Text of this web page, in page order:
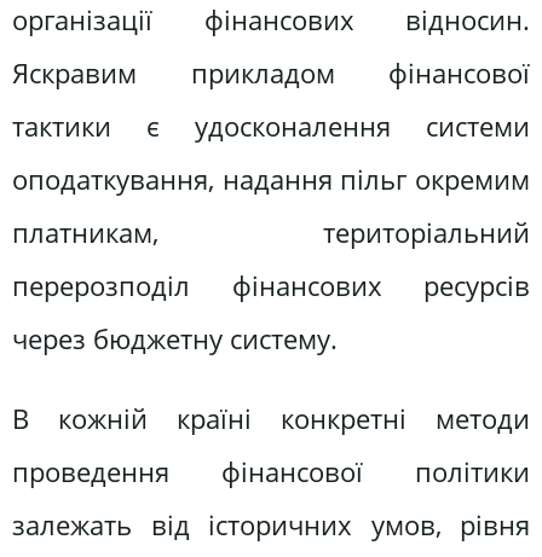
органiзацiї фiнансових вiдносин.
Яскравим прикладом фiнансової
тактики є удосконалення системи
оподаткування, надання пiльг окремим
платникам, територiальний
перерозподiл фiнансових ресурсiв
через бюджетну систему.
В кожнiй країнi конкретнi методи
проведення фiнансової полiтики
залежать вiд iсторичних умов, рiвня